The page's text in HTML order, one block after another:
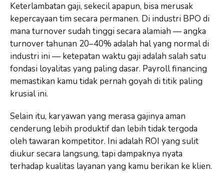
Keterlambatan gaji, sekecil apapun, bisa merusak
kepercayaan tim secara permanen. Di industri BPO di
mana turnover sudah tinggi secara alamiah — angka
turnover tahunan 20–40% adalah hal yang normal di
industri ini — ketepatan waktu gaji adalah salah satu
fondasi loyalitas yang paling dasar. Payroll financing
memastikan kamu tidak pernah goyah di titik paling
krusial ini.
Selain itu, karyawan yang merasa gajinya aman
cenderung lebih produktif dan lebih tidak tergoda
oleh tawaran kompetitor. Ini adalah ROI yang sulit
diukur secara langsung, tapi dampaknya nyata
terhadap kualitas layanan yang kamu berikan ke klien.